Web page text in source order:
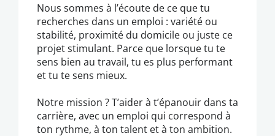
Nous sommes à l’écoute de ce que tu
recherches dans un emploi : variété ou
stabilité, proximité du domicile ou juste ce
projet stimulant. Parce que lorsque tu te
sens bien au travail, tu es plus performant
et tu te sens mieux.
Notre mission ? T’aider à t’épanouir dans ta
carrière, avec un emploi qui correspond à
ton rythme, à ton talent et à ton ambition.